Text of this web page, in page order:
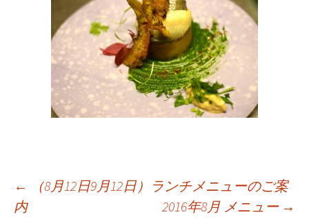
投
←
（8月12日9月12日）ランチメニューのご案
内
2016年8月 メニュー →